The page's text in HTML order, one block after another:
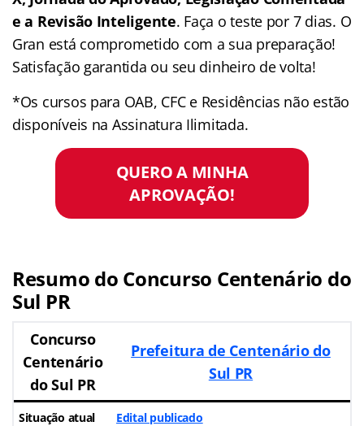
e a Revisão Inteligente. Faça o teste por 7 dias. O
Gran está comprometido com a sua preparação!
Satisfação garantida ou seu dinheiro de volta!
*Os cursos para OAB, CFC e Residências não estão
disponíveis na Assinatura Ilimitada.
QUERO A MINHA
APROVAÇÃO!
Resumo do Concurso Centenário do
Sul PR
Concurso
Centenário
do Sul PR
Prefeitura de Centenário do
Sul PR
Situação atual Edital publicado